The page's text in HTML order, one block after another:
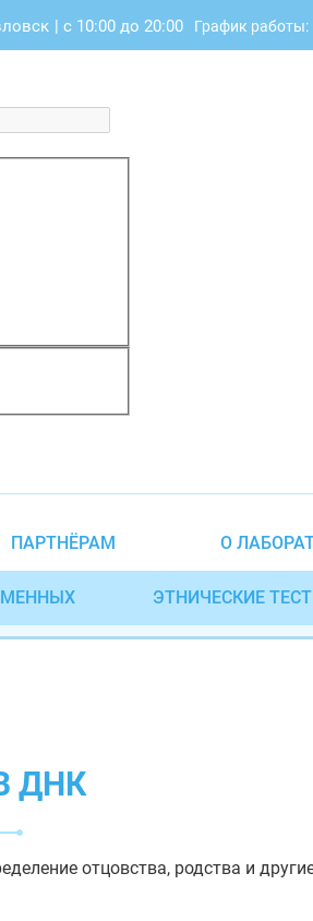
| с 10:00 до 20:00 График работы:
ПАРТНЁРАМ О
ЭТНИЧЕСКИЕ
ДНК
отцовства, родства и